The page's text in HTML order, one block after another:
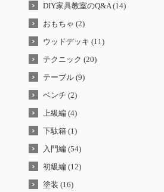
DIY家具教室のQ&A (14)
おもちゃ (2)
ウッドデッキ (11)
テクニック (20)
テーブル (9)
ベンチ (2)
上級編 (4)
下駄箱 (1)
入門編 (54)
初級編 (12)
塗装 (16)